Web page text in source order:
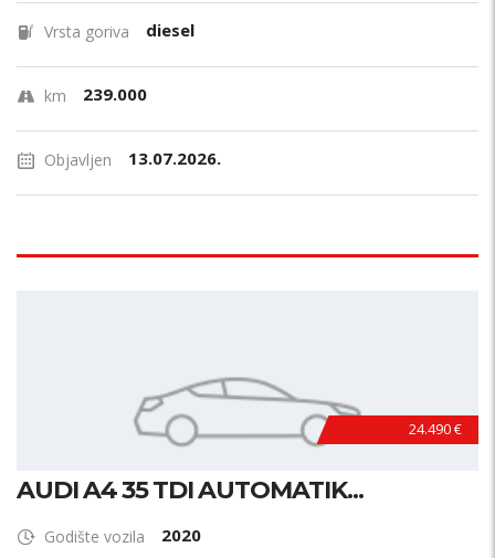
Vrsta goriva diesel
km 239.000
Objavljen 13.07.2026.
24.490 €
AUDI A4 35 TDI AUTOMATIK...
Godište vozila 2020